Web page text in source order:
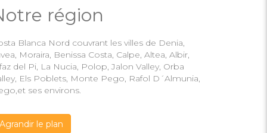
région
Blanca Nord couvrant les villes de Denia,
Moraira, Benissa Costa, Calpe, Altea, Albir,
del Pi, La Nucia, Polop, Jalon Valley, Orba
Els Poblets, Monte Pego, Rafol D´Almunia,
ses environs.
Agrandir le plan